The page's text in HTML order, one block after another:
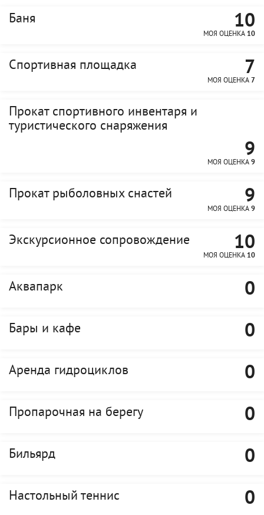
Баня 10
МОЯ ОЦЕНКА 10
Спортивная площадка 7
МОЯ ОЦЕНКА 7
Прокат спортивного инвентаря и
туристического снаряжения
9
МОЯ ОЦЕНКА 9
Прокат рыболовных снастей 9
МОЯ ОЦЕНКА 9
Экскурсионное сопровождение 10
МОЯ ОЦЕНКА 10
Аквапарк 0
Бары и кафе 0
Аренда гидроциклов 0
Пропарочная на берегу 0
Бильярд 0
Настольный теннис 0